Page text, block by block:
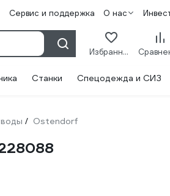
Сервис и поддержка О нас
Избранное
Станки Спецодежда и СИЗ
/ Ostendorf